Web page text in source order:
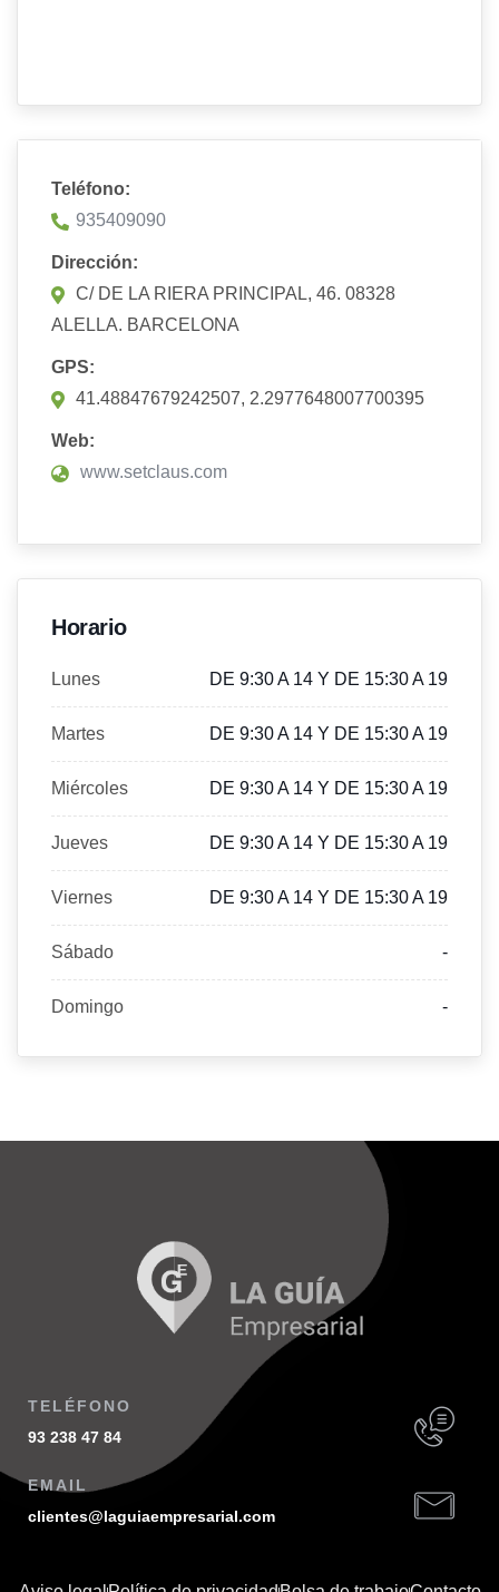
Teléfono:
935409090
Dirección:
C/ DE LA RIERA PRINCIPAL, 46. 08328
ALELLA. BARCELONA
GPS:
41.48847679242507, 2.2977648007700395
Web:
www.setclaus.com
Horario
Lunes DE 9:30 A 14 Y DE 15:30 A 19
Martes DE 9:30 A 14 Y DE 15:30 A 19
Miércoles DE 9:30 A 14 Y DE 15:30 A 19
Jueves DE 9:30 A 14 Y DE 15:30 A 19
Viernes DE 9:30 A 14 Y DE 15:30 A 19
Sábado -
Domingo -
TELÉFONO
93 238 47 84
EMAIL
clientes@laguiaempresarial.com